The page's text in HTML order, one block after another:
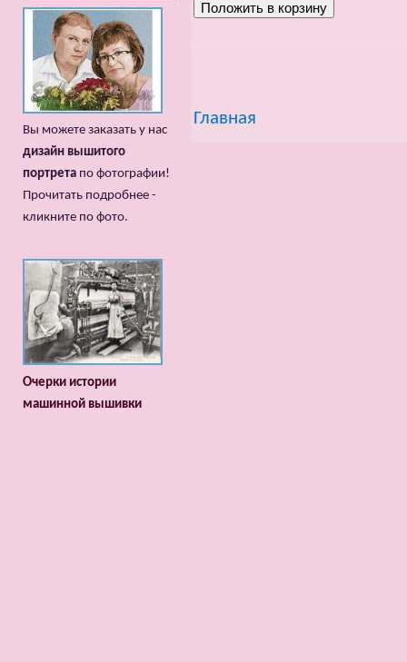
Главная
Вы можете заказать у нас
дизайн вышитого
портрета по фотографии!
Прочитать подробнее -
кликните по фото.
Очерки истории
машинной вышивки